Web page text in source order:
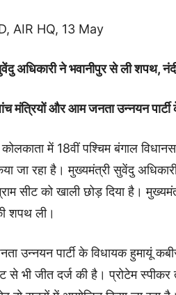
AIR HQ, 13 May
अधिकारी ने भवानीपुर से ली शपथ,
मंत्रियों और आम जनता उन्नयन
में 18वीं पश्चिम बंगाल
जा रहा है। मुख्यमंत्री सुवेंदु
सीट को खाली छोड़ दिया है।
शपथ ली।
उन्नयन पार्टी के विधायक हुमायूं
से भी जीत दर्ज की है। प्रोटेम